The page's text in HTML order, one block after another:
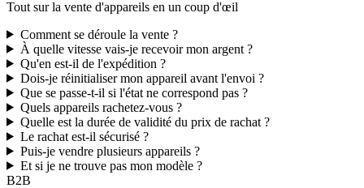
Tout sur la vente d'appareils en un coup d'œil
Comment se déroule la vente ?
À quelle vitesse vais-je recevoir mon argent ?
Qu'en est-il de l'expédition ?
Dois-je réinitialiser mon appareil avant l'envoi ?
Que se passe-t-il si l'état ne correspond pas ?
Quels appareils rachetez-vous ?
Quelle est la durée de validité du prix de rachat ?
Le rachat est-il sécurisé ?
Puis-je vendre plusieurs appareils ?
Et si je ne trouve pas mon modèle ?
B2B